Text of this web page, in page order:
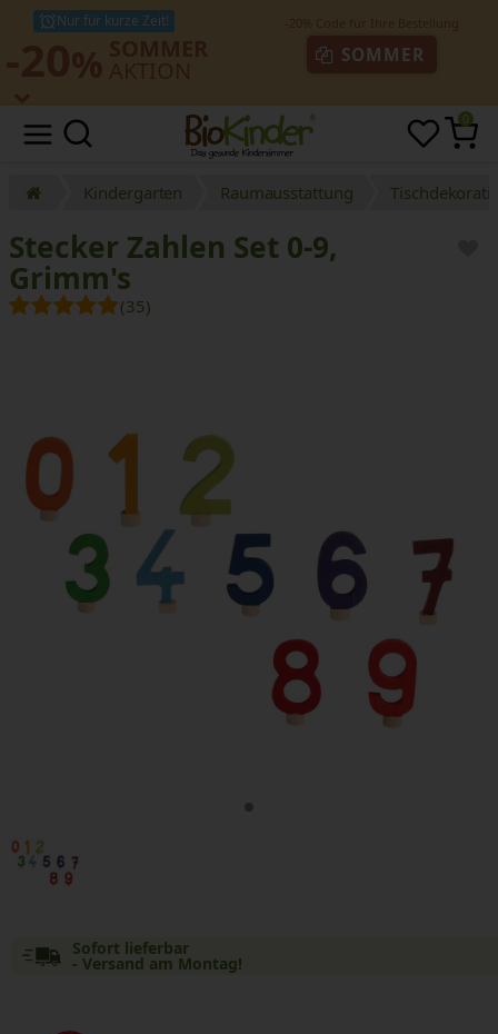
Nur für kurze Zeit!
SOMMER
0
Kindergarten Raumausstattung
Stecker Zahlen Set 0-9,
Grimm's
(35)
Sofort lieferbar
- Versand am Montag!